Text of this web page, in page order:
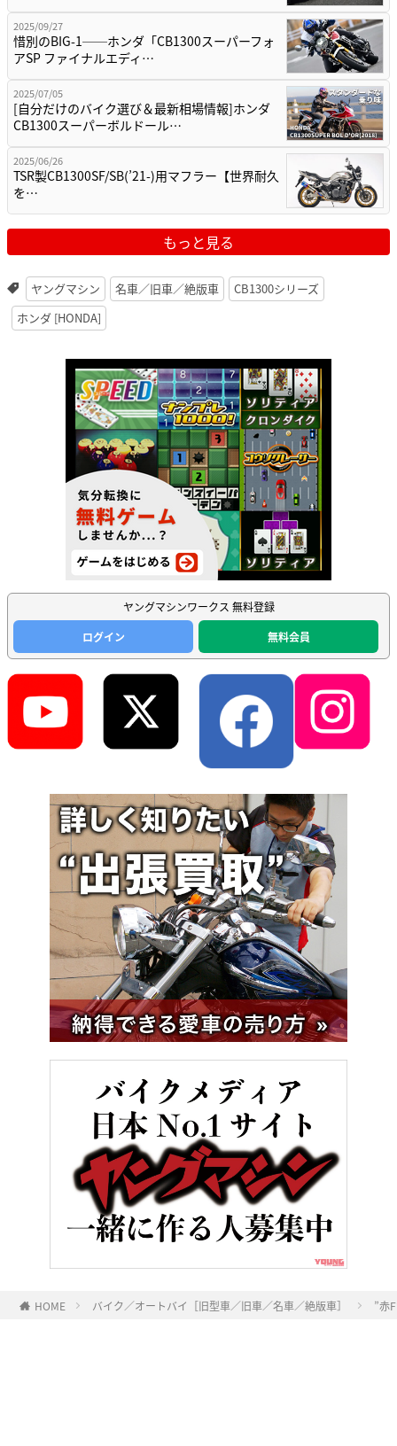
2025/09/27
惜別のBIG-1──ホンダ「CB1300スーパーフォ
アSP ファイナルエディ…
2025/07/05
[自分だけのバイク選び＆最新相場情報]ホンダ
CB1300スーパーボルドール…
2025/06/26
TSR製CB1300SF/SB(’21-)用マフラー【世界耐久
を…
もっと見る
ヤングマシン 名車／旧車／絶版車
CB1300シリーズ
ホンダ [HONDA]
ヤングマシンワークス 無料登録
ログイン
無料会員
HOME バイク／オートバイ［旧型車／旧車／名車／絶版車］ ”赤